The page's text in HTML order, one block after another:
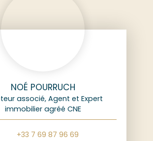
NOÉ POURRUCH
associé, Agent et Expert
immobilier agréé CNE
+33 7 69 87 96 69